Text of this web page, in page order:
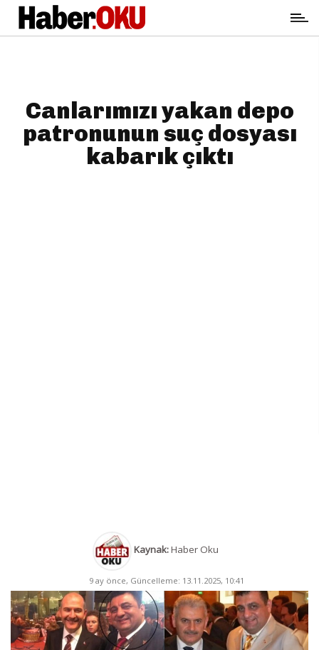
Canlarımızı yakan depo
patronunun suç dosyası
kabarık çıktı
Kaynak:Haber Oku
9 ay önce, Güncelleme: 13.11.2025, 10:41